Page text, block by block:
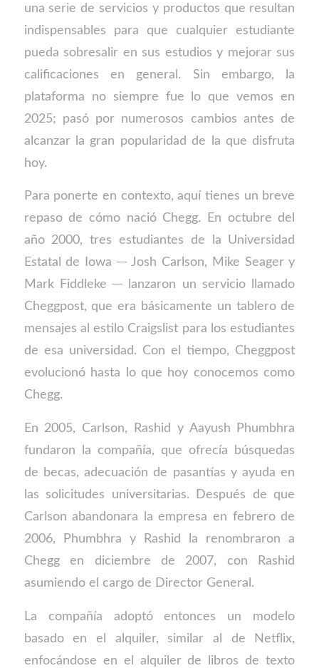
una serie de servicios y productos que resultan
indispensables para que cualquier estudiante
pueda sobresalir en sus estudios y mejorar sus
calificaciones en general. Sin embargo, la
plataforma no siempre fue lo que vemos en
2025; pasó por numerosos cambios antes de
alcanzar la gran popularidad de la que disfruta
hoy.
Para ponerte en contexto, aquí tienes un breve
repaso de cómo nació Chegg. En octubre del
año 2000, tres estudiantes de la Universidad
Estatal de Iowa ─ Josh Carlson, Mike Seager y
Mark Fiddleke ─ lanzaron un servicio llamado
Cheggpost, que era básicamente un tablero de
mensajes al estilo Craigslist para los estudiantes
de esa universidad. Con el tiempo, Cheggpost
evolucionó hasta lo que hoy conocemos como
Chegg.
En 2005, Carlson, Rashid y Aayush Phumbhra
fundaron la compañía, que ofrecía búsquedas
de becas, adecuación de pasantías y ayuda en
las solicitudes universitarias. Después de que
Carlson abandonara la empresa en febrero de
2006, Phumbhra y Rashid la renombraron a
Chegg en diciembre de 2007, con Rashid
asumiendo el cargo de Director General.
La compañía adoptó entonces un modelo
basado en el alquiler, similar al de Netflix,
enfocándose en el alquiler de libros de texto